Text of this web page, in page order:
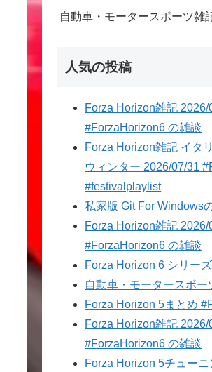
自動車・モータースポーツ雑
人気の投稿
Forza Horizon雑記 2026/
#ForzaHorizon6 の雑談
Forza Horizon雑記 イタ
ウィンター 2026/07/31
#festivalplaylist
私家版 Git For Windows
Forza Horizon雑記 2026/
#ForzaHorizon6 の雑談
Forza Horizon 6 シリー
自動車・モータースポ
Forza Horizon 5まとめ
Forza Horizon雑記 2026/
#ForzaHorizon6 の雑談
Forza Horizon 5チュー